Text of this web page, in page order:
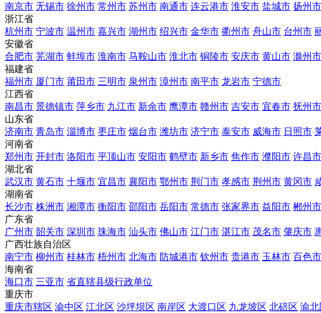
南京市 无锡市 徐州市 常州市 苏州市 南通市 连云港市 淮安市 盐城市 扬州市
浙江省
杭州市 宁波市 温州市 嘉兴市 湖州市 绍兴市 金华市 衢州市 舟山市 台州市
安徽省
合肥市 芜湖市 蚌埠市 淮南市 马鞍山市 淮北市 铜陵市 安庆市 黄山市 滁州市
福建省
福州市 厦门市 莆田市 三明市 泉州市 漳州市 南平市 龙岩市 宁德市
江西省
南昌市 景德镇市 萍乡市 九江市 新余市 鹰潭市 赣州市 吉安市 宜春市 抚州市
山东省
济南市 青岛市 淄博市 枣庄市 烟台市 潍坊市 济宁市 泰安市 威海市 日照市
河南省
郑州市 开封市 洛阳市 平顶山市 安阳市 鹤壁市 新乡市 焦作市 濮阳市 许昌市
湖北省
武汉市 黄石市 十堰市 宜昌市 襄阳市 鄂州市 荆门市 孝感市 荆州市 黄冈市
湖南省
长沙市 株洲市 湘潭市 衡阳市 邵阳市 岳阳市 常德市 张家界市 益阳市 郴州市
广东省
广州市 韶关市 深圳市 珠海市 汕头市 佛山市 江门市 湛江市 茂名市 肇庆市
广西壮族自治区
南宁市 柳州市 桂林市 梧州市 北海市 防城港市 钦州市 贵港市 玉林市 百色市
海南省
海口市 三亚市 省直辖县级行政单位
重庆市
重庆市辖区 渝中区 江北区 沙坪坝区 南岸区 大渡口区 九龙坡区 北碚区 渝北